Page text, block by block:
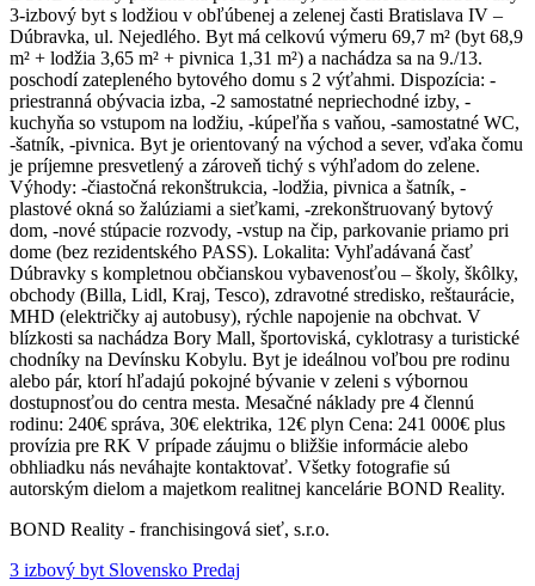
3-izbový byt s lodžiou v obľúbenej a zelenej časti Bratislava IV –
Dúbravka, ul. Nejedlého. Byt má celkovú výmeru 69,7 m² (byt 68,9
m² + lodžia 3,65 m² + pivnica 1,31 m²) a nachádza sa na 9./13.
poschodí zatepleného bytového domu s 2 výťahmi. Dispozícia: -
priestranná obývacia izba, -2 samostatné nepriechodné izby, -
kuchyňa so vstupom na lodžiu, -kúpeľňa s vaňou, -samostatné WC,
-šatník, -pivnica. Byt je orientovaný na východ a sever, vďaka čomu
je príjemne presvetlený a zároveň tichý s výhľadom do zelene.
Výhody: -čiastočná rekonštrukcia, -lodžia, pivnica a šatník, -
plastové okná so žalúziami a sieťkami, -zrekonštruovaný bytový
dom, -nové stúpacie rozvody, -vstup na čip, parkovanie priamo pri
dome (bez rezidentského PASS). Lokalita: Vyhľadávaná časť
Dúbravky s kompletnou občianskou vybavenosťou – školy, škôlky,
obchody (Billa, Lidl, Kraj, Tesco), zdravotné stredisko, reštaurácie,
MHD (električky aj autobusy), rýchle napojenie na obchvat. V
blízkosti sa nachádza Bory Mall, športoviská, cyklotrasy a turistické
chodníky na Devínsku Kobylu. Byt je ideálnou voľbou pre rodinu
alebo pár, ktorí hľadajú pokojné bývanie v zeleni s výbornou
dostupnosťou do centra mesta. Mesačné náklady pre 4 člennú
rodinu: 240€ správa, 30€ elektrika, 12€ plyn Cena: 241 000€ plus
provízia pre RK V prípade záujmu o bližšie informácie alebo
obhliadku nás neváhajte kontaktovať. Všetky fotografie sú
autorským dielom a majetkom realitnej kancelárie BOND Reality.
BOND Reality - franchisingová sieť, s.r.o.
3 izbový byt Slovensko Predaj